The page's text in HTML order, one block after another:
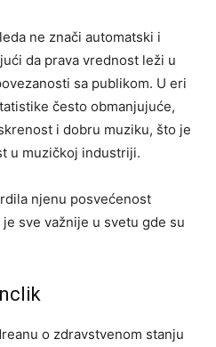
ne znači automatski i
da prava vrednost leži u
sa publikom. U eri
često obmanjujuće,
i dobru muziku, što je
u muzičkoj industriji.
njenu posvećenost
sve važnije u svetu gde su
o zdravstvenom stanju